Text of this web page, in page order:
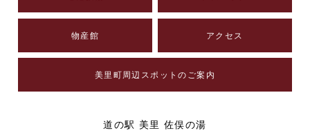
物産館 アクセス
美里町周辺スポットのご案内
道の駅 美里 佐俣の湯